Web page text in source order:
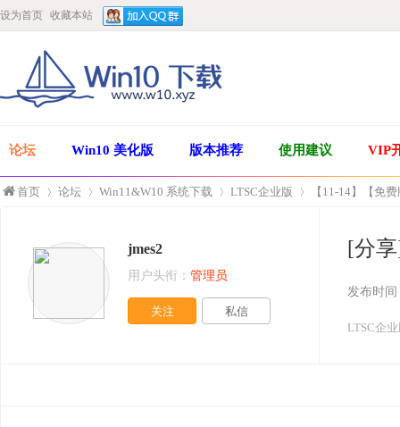
设为首页 收藏本站
论坛 Win10 美化版 版本推荐 使用建议 VIP
首页
»
论坛 Win11&W10 系统下载
›
LTSC企业版 【11-14】【免
[分
发布时间
LTSC企
jmes2
用户头衔： 管理员
关注 私信